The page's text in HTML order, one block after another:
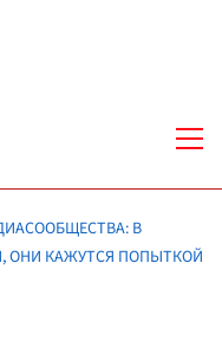
В
ОНИ КАЖУТСЯ ПОПЫТКОЙ